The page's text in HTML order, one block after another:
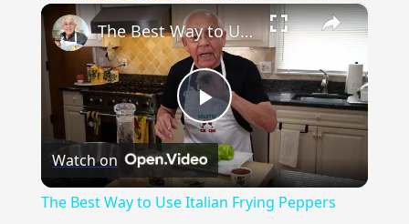
Unmute ×
Play
Video
The Best Way to Use Italian Frying Peppers
Watch on
The Best Way to Use Italian Frying Peppers